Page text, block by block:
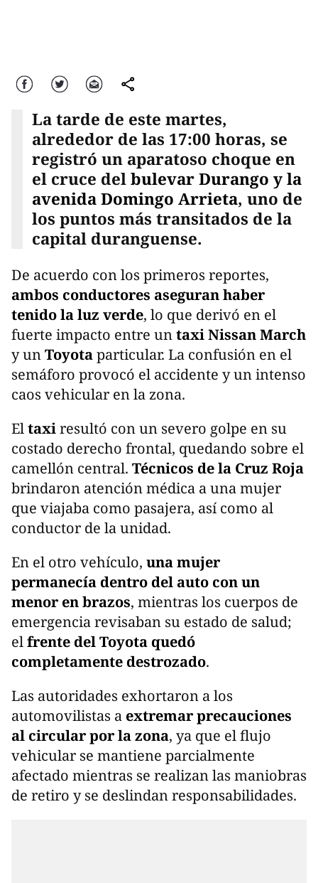
Facebook Twitter Correo comparte
La tarde de este martes,
alrededor de las 17:00 horas, se
registró un aparatoso choque en
el cruce delbulevar Durango y la
avenida Domingo Arrieta, uno de
los puntos más transitados de la
capital duranguense.
De acuerdo con los primeros reportes,
ambos conductores aseguran haber
tenido la luz verde, lo que derivó en el
fuerte impacto entre untaxi Nissan March
y unToyotaparticular. La confusión en el
semáforo provocó el accidente y un intenso
caos vehicular en la zona.
Eltaxiresultó con un severo golpe en su
costado derecho frontal, quedando sobre el
camellón central. Técnicos de la Cruz Roja
brindaron atención médica a una mujer
que viajaba como pasajera, así como al
conductor de la unidad.
En el otro vehículo, una mujer
permanecía dentro del auto con un
menor en brazos, mientras los cuerpos de
emergencia revisaban su estado de salud;
elfrente del Toyota quedó
completamente destrozado.
Las autoridades exhortaron a los
automovilistas a extremar precauciones
al circular por la zona, ya que el flujo
vehicular se mantiene parcialmente
afectado mientras se realizan las maniobras
de retiro y se deslindan responsabilidades.